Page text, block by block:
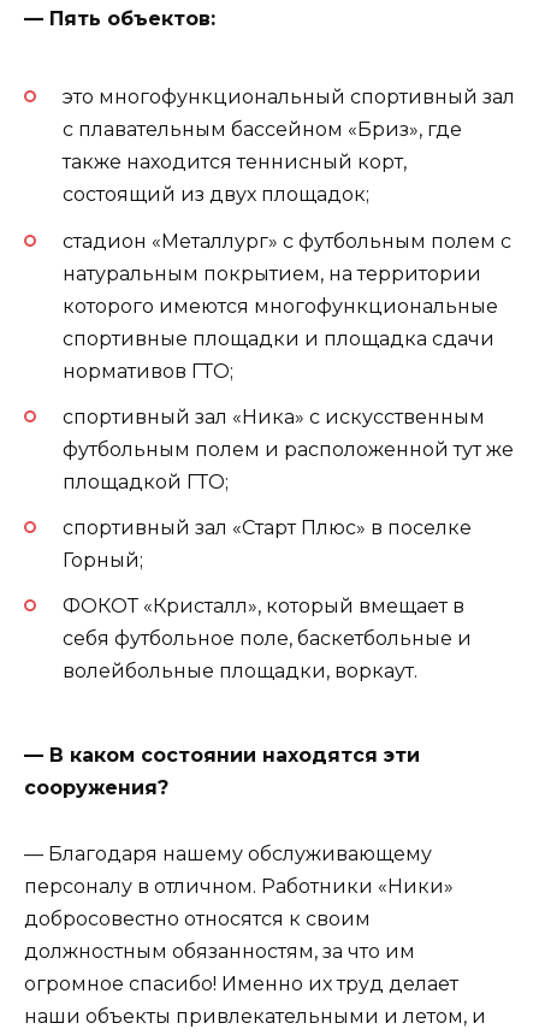
— Пять объектов:
это многофункциональный спортивный зал
с плавательным бассейном «Бриз», где
также находится теннисный корт,
состоящий из двух площадок;
стадион «Металлург» с футбольным полем с
натуральным покрытием, на территории
которого имеются многофункциональные
спортивные площадки и площадка сдачи
нормативов ГТО;
спортивный зал «Ника» с искусственным
футбольным полем и расположенной тут же
площадкой ГТО;
спортивный зал «Старт Плюс» в поселке
Горный;
ФОКОТ «Кристалл», который вмещает в
себя футбольное поле, баскетбольные и
волейбольные площадки, воркаут.
— В каком состоянии находятся эти
сооружения?
— Благодаря нашему обслуживающему
персоналу в отличном. Работники «Ники»
добросовестно относятся к своим
должностным обязанностям, за что им
огромное спасибо! Именно их труд делает
наши объекты привлекательными и летом, и